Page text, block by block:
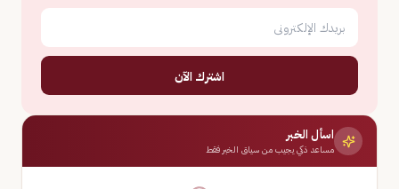
اشترك الآن
اسأل الخبر
مساعد ذكي يجيب من سياق الخبر فقط